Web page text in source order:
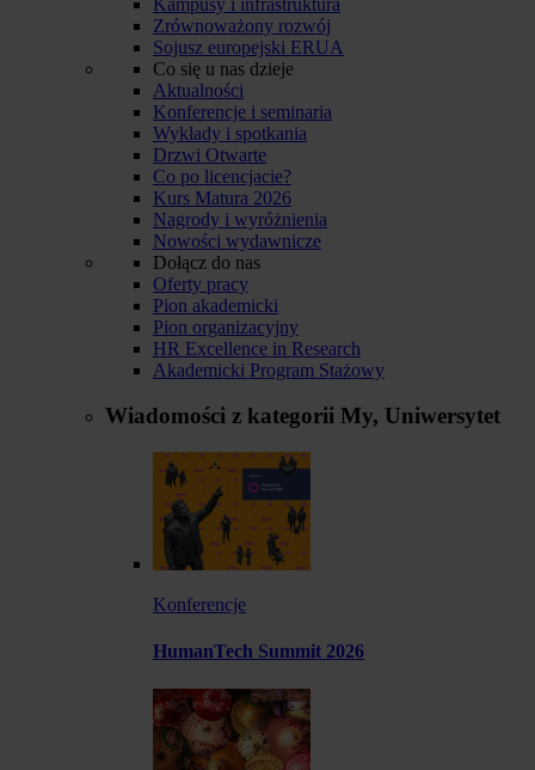
Zrównoważony rozwój
Sojusz europejski ERUA
Co się u nas dzieje
Aktualności
Konferencje i seminaria
Wykłady i spotkania
Drzwi Otwarte
Co po licencjacie?
Kurs Matura 2026
Nagrody i wyróżnienia
Nowości wydawnicze
Dołącz do nas
Oferty pracy
Pion akademicki
Pion organizacyjny
HR Excellence in Research
Akademicki Program Stażowy
Wiadomości z kategorii My, Uniwersytet
Konferencje
HumanTech Summit 2026